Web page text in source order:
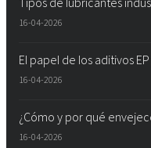
16-04-2026
El papel de los aditivos
16-04-2026
¿Cómo y por qué
16-04-2026